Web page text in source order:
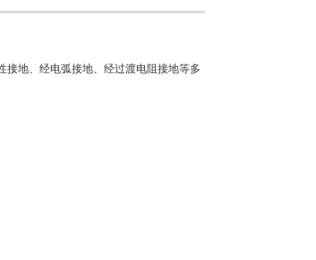
接地、经电弧接地、经过渡电阻接地等多